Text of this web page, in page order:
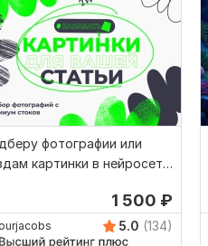
фотографии или
картинки в нейросети
1 500 ₽
5.0 (134)